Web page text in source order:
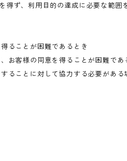
ず、利用目的の達成に必要な範囲
ることが困難であるとき
お客様の同意を得ることが困難であ
ることに対して協力する必要があ